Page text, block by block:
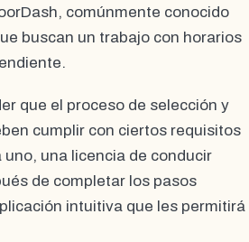
comúnmente conocido
buscan un trabajo con horarios
que el proceso de selección y
cumplir con ciertos requisitos
una licencia de conducir
de completar los pasos
intuitiva que les permitirá